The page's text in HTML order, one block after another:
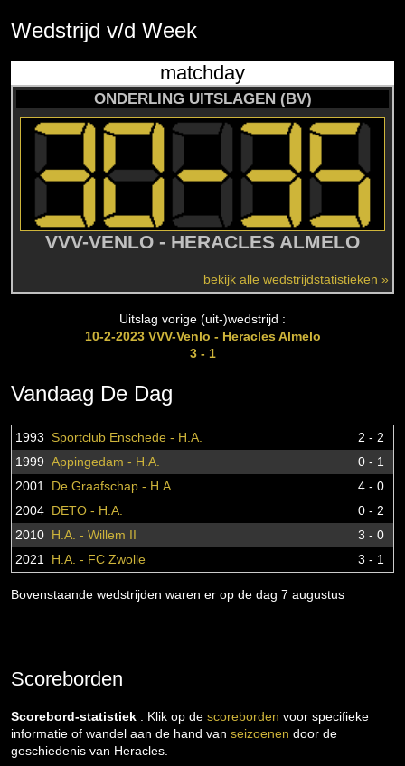
Wedstrijd v/d Week
matchday
ONDERLING UITSLAGEN (BV)
VVV-VENLO - HERACLES ALMELO
bekijk alle wedstrijdstatistieken »
Uitslag vorige (uit-)wedstrijd :
10-2-2023 VVV-Venlo - Heracles Almelo
3 - 1
Vandaag De Dag
1993 Sportclub Enschede - H.A.
2 - 2
1999 Appingedam - H.A.
0 - 1
2001 De Graafschap - H.A.
4 - 0
2004 DETO - H.A.
0 - 2
2010 H.A. - Willem II
3 - 0
2021 H.A. - FC Zwolle 3 - 1
Bovenstaande wedstrijden waren er op de dag 7 augustus
Scoreborden
Scorebord-statistiek : Klik op de scoreborden voor specifieke
informatie of wandel aan de hand van seizoenen door de
geschiedenis van Heracles.